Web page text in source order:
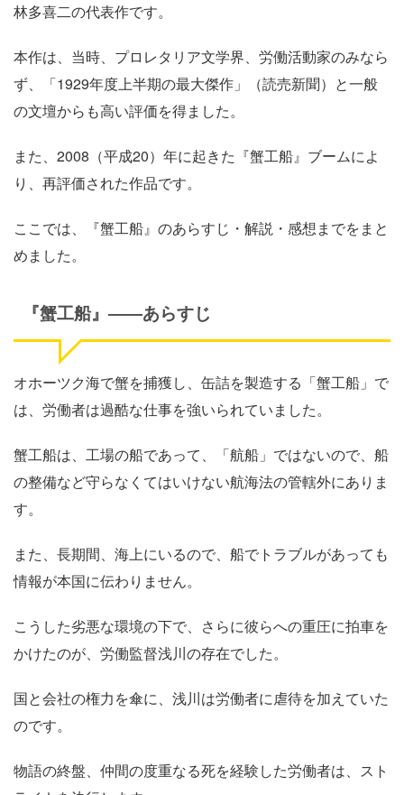
林多喜二の代表作です。
本作は、当時、プロレタリア文学界、労働活動家のみなら
ず、「1929年度上半期の最大傑作」（読売新聞）と一般
の文壇からも高い評価を得ました。
また、 2008 （平成20）年に起きた『蟹工船』ブームによ
り、再評価された作品です。
ここでは、『蟹工船』のあらすじ・解説・感想までをまと
めました。
『蟹工船』 ――あらすじ
オホーツク海で蟹を捕獲し、缶詰を製造する「蟹工船」で
は、労働者は過酷な仕事を強いられていました。
蟹工船は、工場の船であって、「航船」ではないので、船
の整備など守らなくてはいけない航海法の管轄外にありま
す。
また、長期間、海上にいるので、船でトラブルがあっても
情報が本国に伝わりません。
こうした劣悪な環境の下で、さらに彼らへの重圧に拍車を
かけたのが、労働監督浅川の存在でした。
国と会社の権力を傘に、浅川は労働者に虐待を加えていた
のです。
物語の終盤、仲間の度重なる死を経験した労働者は、スト